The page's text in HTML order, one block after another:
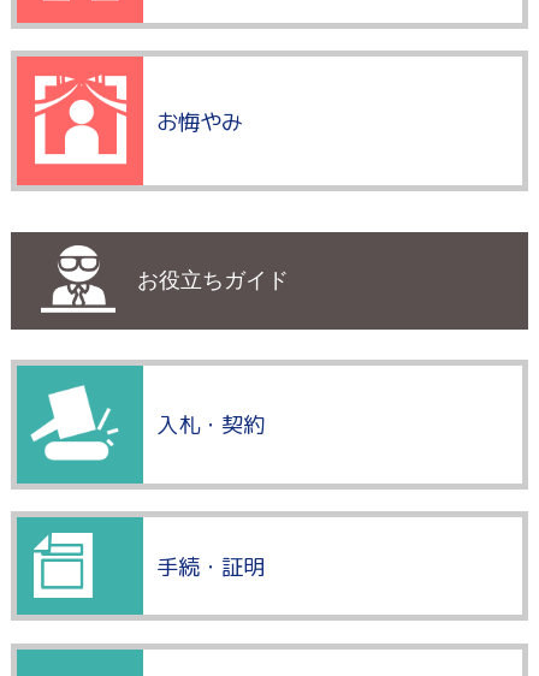
お悔やみ
お役立ちガイド
入札・契約
手続・証明